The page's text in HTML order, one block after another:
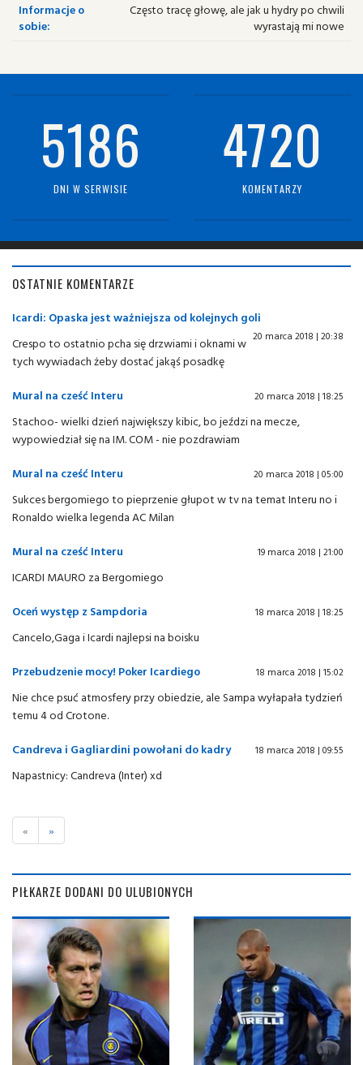
Informacje o
sobie:
Często tracę głowę, ale jak u hydry po chwili
wyrastają mi nowe
5186
DNI W SERWISIE
4720
KOMENTARZY
OSTATNIE KOMENTARZE
Icardi: Opaska jest ważniejsza od kolejnych goli
20 marca 2018 | 20:38
Crespo to ostatnio pcha się drzwiami i oknami w
tych wywiadach żeby dostać jakąś posadkę
Mural na cześć Interu
20 marca 2018 | 18:25
Stachoo- wielki dzień największy kibic, bo jeździ na mecze,
wypowiedział się na IM. COM - nie pozdrawiam
Mural na cześć Interu
20 marca 2018 | 05:00
Sukces bergomiego to pieprzenie głupot w tv na temat Interu no i
Ronaldo wielka legenda AC Milan
Mural na cześć Interu
19 marca 2018 | 21:00
ICARDI MAURO za Bergomiego
Oceń występ z Sampdoria
18 marca 2018 | 18:25
Cancelo,Gaga i Icardi najlepsi na boisku
Przebudzenie mocy! Poker Icardiego
18 marca 2018 | 15:02
Nie chce psuć atmosfery przy obiedzie, ale Sampa wyłapała tydzień
temu 4 od Crotone.
Candreva i Gagliardini powołani do kadry
18 marca 2018 | 09:55
Napastnicy: Candreva (Inter) xd
« »
PIŁKARZE DODANI DO ULUBIONYCH